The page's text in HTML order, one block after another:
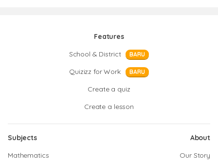
Features
School & District
BARU
Quizizz for Work BARU
Create a quiz
Create a lesson
Subjects
Mathematics
About
Our Story